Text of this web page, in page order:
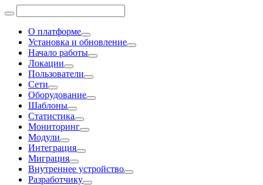
О платформе
Установка и обновление
Начало работы
Локации
Пользователи
Сети
Оборудование
Шаблоны
Статистика
Мониторинг
Модули
Интеграция
Миграция
Внутреннее устройство
Разработчику